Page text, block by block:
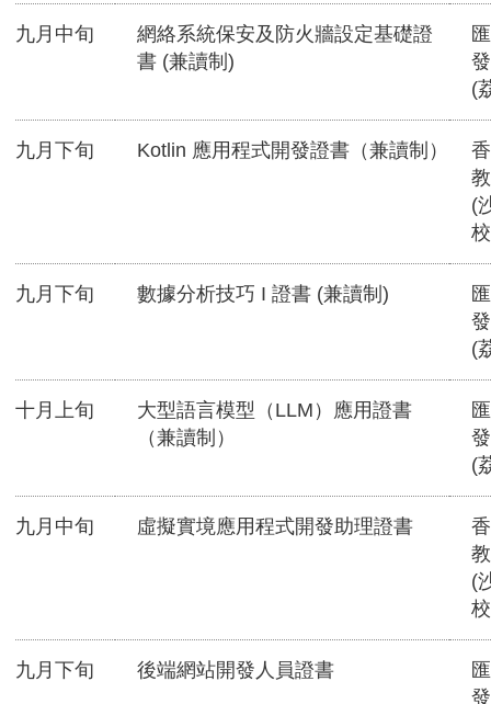
九月中旬
網絡系統保安及防火牆設定基礎證
書 (兼讀制)
(
九月下旬 Kotlin 應用程式開發證書（兼讀制）
(
九月下旬 數據分析技巧 I 證書 (兼讀制)
(
十月上旬
大型語言模型（LLM）應用證書
（兼讀制）
(
九月中旬 虛擬實境應用程式開發助理證書
(
九月下旬 後端網站開發人員證書